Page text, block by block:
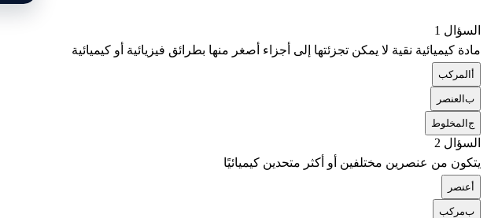
السؤال 1
مادة كيميائية نقية لا يمكن تجزئتها إلى أجزاء أصغر منها بطرائق فيزيائية أو كيميائية
أ المركب
ب العنصر
ج المخلوط
السؤال 2
يتكون من عنصرين مختلفين أو أكثر متحدين كيميائيًا
أعنصر
بمركب